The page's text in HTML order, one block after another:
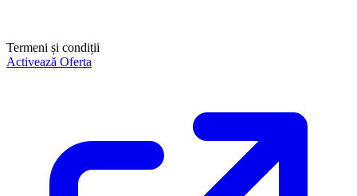
Termeni și condiții
Activează Oferta